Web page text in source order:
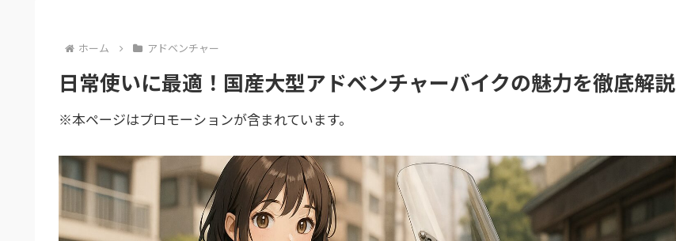
ホーム アドベンチャー
日常使いに最適！国産大型アドベンチャーバイクの魅力を徹底解説
※本ページはプロモーションが含まれています。